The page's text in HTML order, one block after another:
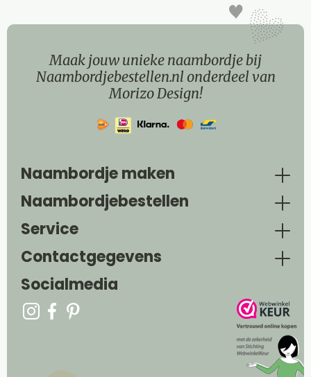
Maak jouw unieke naambordje bij
Naambordjebestellen.nl onderdeel van
Morizo Design!
Naambordje maken
Naambordjebestellen
Service
Contactgegevens
Socialmedia